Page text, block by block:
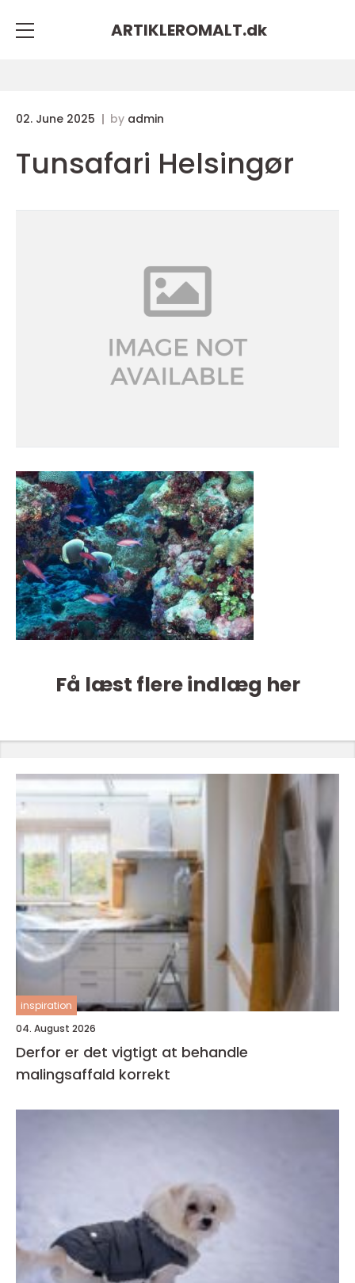
ARTIKLEROMALT.dk
02. June 2025 by admin
Tunsafari Helsingør
Få læst flere indlæg her
inspiration
04. August 2026
Derfor er det vigtigt at behandle
malingsaffald korrekt